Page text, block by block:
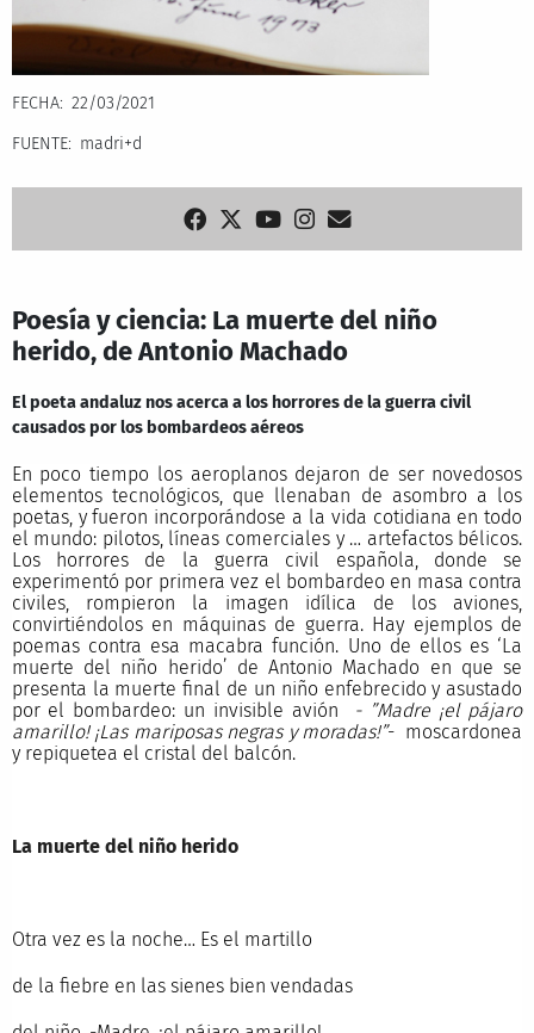
FECHA
22/03/2021
FUENTE
madri+d
Poesía y ciencia: La muerte del niño
herido, de Antonio Machado
El poeta andaluz nos acerca a los horrores de la guerra civil
causados por los bombardeos aéreos
En poco tiempo los aeroplanos dejaron de ser novedosos
elementos tecnológicos, que llenaban de asombro a los
poetas, y fueron incorporándose a la vida cotidiana en todo
el mundo: pilotos, líneas comerciales y … artefactos bélicos.
Los horrores de la guerra civil española, donde se
experimentó por primera vez el bombardeo en masa contra
civiles, rompieron la imagen idílica de los aviones,
convirtiéndolos en máquinas de guerra. Hay ejemplos de
poemas contra esa macabra función. Uno de ellos es ‘La
muerte del niño herido’ de Antonio Machado en que se
presenta la muerte final de un niño enfebrecido y asustado
por el bombardeo: un invisible avión
- ”Madre ¡el pájaro
amarillo! ¡Las mariposas negras y moradas!”- moscardonea
y repiquetea el cristal del balcón.
La muerte del niño herido
Otra vez es la noche… Es el martillo
de la fiebre en las sienes bien vendadas